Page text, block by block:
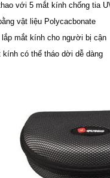
với 5 mắt kính chống tia
vật liệu Polycacbonate
lắp mắt kính cho người bị cận
kính có thể tháo dời dễ dàng